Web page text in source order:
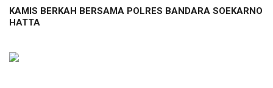
KAMIS BERKAH BERSAMA POLRES BANDARA SOEKARNO
HATTA